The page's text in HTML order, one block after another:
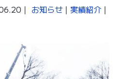
｜ お知らせ ｜ 実績紹介 ｜